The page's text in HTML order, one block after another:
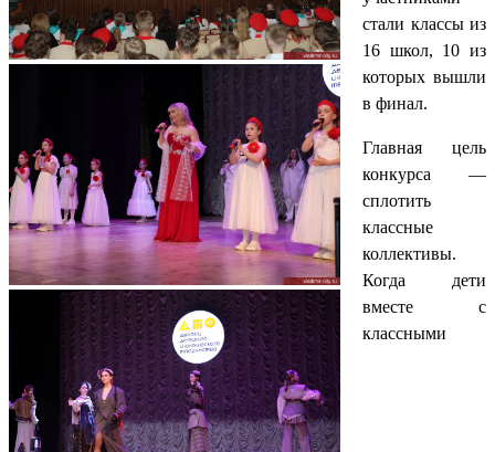
стали классы из
16 школ, 10 из
которых вышли
в финал.
Главная цель
конкурса —
сплотить
классные
коллективы.
Когда дети
вместе с
классными